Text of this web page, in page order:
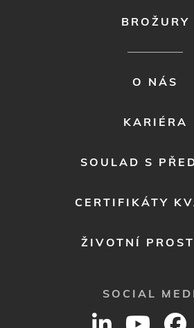
BROŽURY
O NÁS
KARIÉRA
SOULAD S
CERTIFIKÁTY
ŽIVOTNÍ
SOCIAL